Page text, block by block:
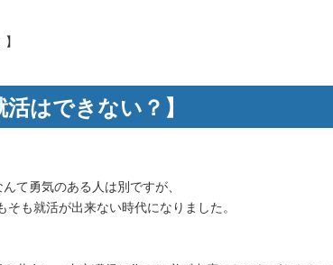
はできない？】
て勇気のある人は別ですが、
も就活が出来ない時代になりました。